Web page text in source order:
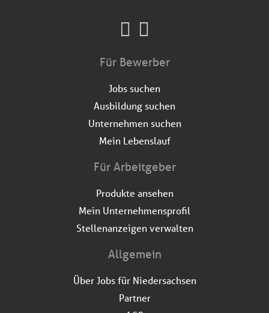
Für Bewerber
Jobs suchen
Ausbildung suchen
Unternehmen suchen
Mein Lebenslauf
Für Arbeitgeber
Produkte ansehen
Mein Unternehmensprofil
Stellenanzeigen verwalten
Allgemein
Über Jobs für Niedersachsen
Partner